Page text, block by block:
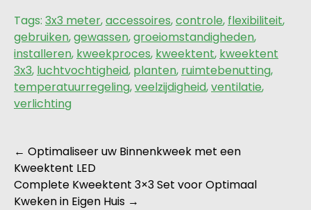
Tags: 3x3 meter,accessoires,controle, flexibiliteit,
gebruiken,gewassen,groeiomstandigheden,
installeren, kweekproces, kweektent, kweektent
3x3, luchtvochtigheid, planten, ruimtebenutting,
temperatuurregeling,veelzijdigheid,ventilatie,
verlichting
Berichtnavigatie
← Optimaliseer uw Binnenkweek met een
Kweektent LED
Complete Kweektent 3×3 Set voor Optimaal
Kweken in Eigen Huis →